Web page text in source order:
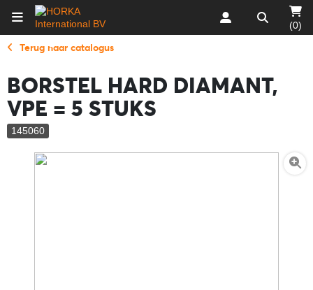
(0)
Terug naar catalogus
BORSTEL HARD DIAMANT,
VPE = 5 STUKS
145060